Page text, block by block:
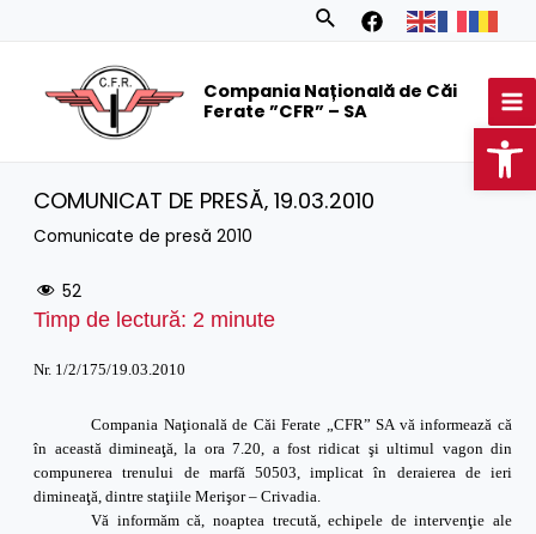
Search
Compania Națională de Căi
Ferate ”CFR” – SA
COMUNICAT DE PRESĂ‚ 19.03.2010
Comunicate de presă 2010
52
Timp de lectură: 2 minute
Nr. 1/2/175/19.03.2010
Compania Naţională de Căi Ferate „CFR” SA vă informează că
în această dimineaţă, la ora 7.20, a fost ridicat şi ultimul vagon din
compunerea trenului de marfă 50503, implicat în deraierea de ieri
dimineaţă, dintre staţiile Merişor – Crivadia.
Vă informăm că, noaptea trecută, echipele de intervenţie ale